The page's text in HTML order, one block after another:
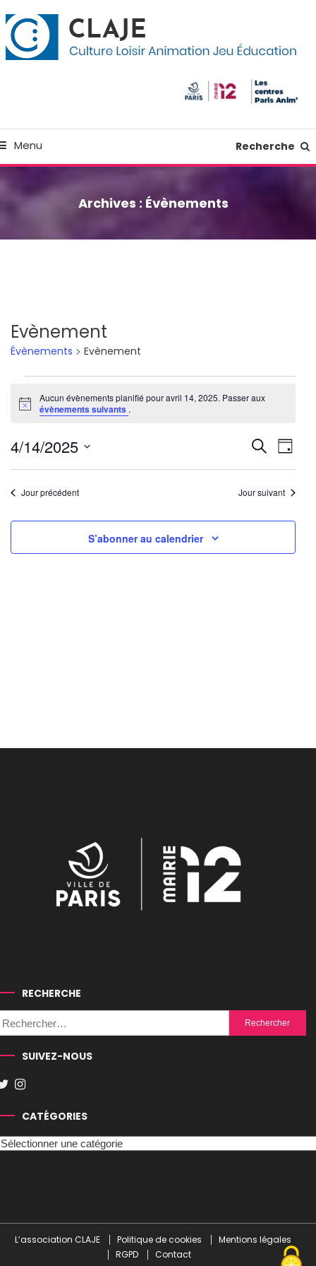
Menu Recherche
Archives : Évènements
Evènement
Évènements Evènement
Évènements
for
avril
14,
2025
Notice
Aucun évènements planifié pour avril 14, 2025. Passer aux
évènements suivants .
et
de
vues
Recherche
de
Jour
4/14/2025
Sélectionnez
uneJour précédent Jour suivant
S’abonner au calendrier
RECHERCHE
Rechercher :
SUIVEZ-NOUS
CATÉGORIES
L’association CLAJE Politique de cookies
Mentions légales
RGPD
Contact